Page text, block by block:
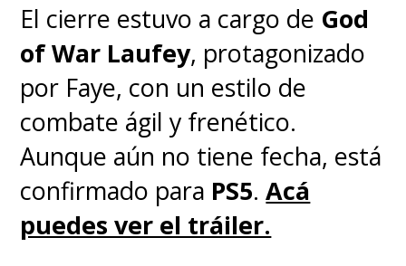
El cierre estuvo a cargo de God
of War Laufey, protagonizado
por Faye, con un estilo de
combate ágil y frenético.
Aunque aún no tiene fecha, está
confirmado para PS5.Acá
puedes ver el tráiler.